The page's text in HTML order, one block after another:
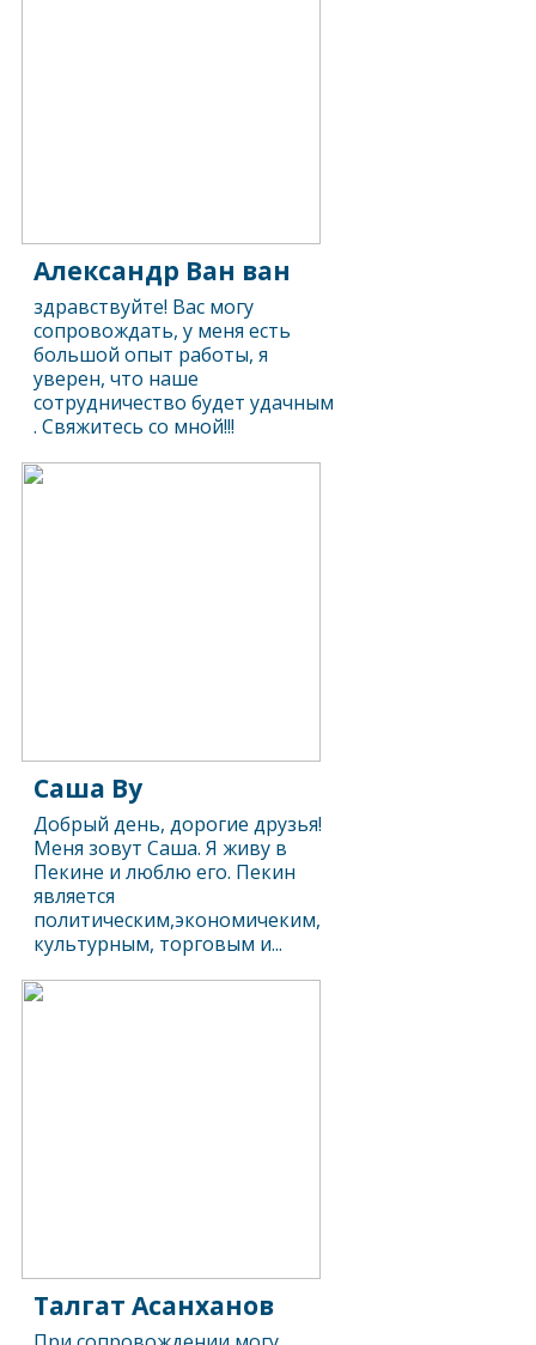
Александр Ван ван
здравствуйте! Вас могу
сопровождать, у меня есть
большой опыт работы, я
уверен, что наше
сотрудничество будет удачным
. Свяжитесь со мной!!!
Саша Ву
Добрый день, дорогие друзья!
Меня зовут Саша. Я живу в
Пекине и люблю его. Пекин
является
политическим,экономичеким,
культурным, торговым и...
Талгат Асанханов